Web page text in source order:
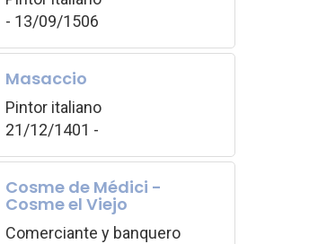
- 13/09/1506
Masaccio
Pintor italiano
21/12/1401 -
Cosme de Médici -
Cosme el Viejo
Comerciante y banquero